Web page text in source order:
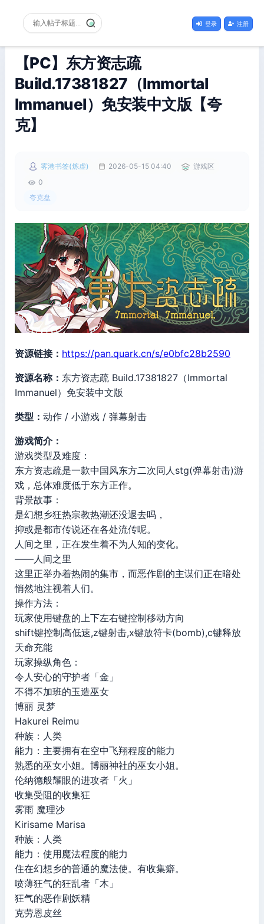
登录 注册
【PC】东方资志疏
Build.17381827（Immortal
Immanuel）免安装中文版【夸
克】
雾港书签(炼虚) 2026-05-15 04:40
游戏区
0
夸克盘
资源链接： https://pan.quark.cn/s/e0bfc28b2590
资源名称： 东方资志疏 Build.17381827（Immortal
Immanuel）免安装中文版
类型： 动作 / 小游戏 / 弹幕射击
游戏简介：
游戏类型及难度：
东方资志疏是一款中国风东方二次同人stg(弹幕射击)游
戏，总体难度低于东方正作。
背景故事：
是幻想乡狂热宗教热潮还没退去吗，
抑或是都市传说还在各处流传呢。
人间之里，正在发生着不为人知的变化。
——人间之里
这里正举办着热闹的集市，而恶作剧的主谋们正在暗处
悄然地注视着人们。
操作方法：
玩家使用键盘的上下左右键控制移动方向
shift键控制高低速,z键射击,x键放符卡(bomb),c键释放
天命充能
玩家操纵角色：
令人安心的守护者「金」
不得不加班的玉造巫女
博丽 灵梦
Hakurei Reimu
种族：人类
能力：主要拥有在空中飞翔程度的能力
熟悉的巫女小姐。博丽神社的巫女小姐。
伦纳德般耀眼的进攻者「火」
收集受阻的收集狂
雾雨 魔理沙
Kirisame Marisa
种族：人类
能力：使用魔法程度的能力
住在幻想乡的普通的魔法使。有收集癖。
喷薄狂气的狂乱者「木」
狂气的恶作剧妖精
克劳恩皮丝